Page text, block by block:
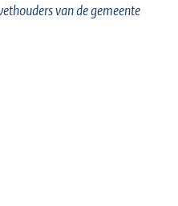
van de gemeente